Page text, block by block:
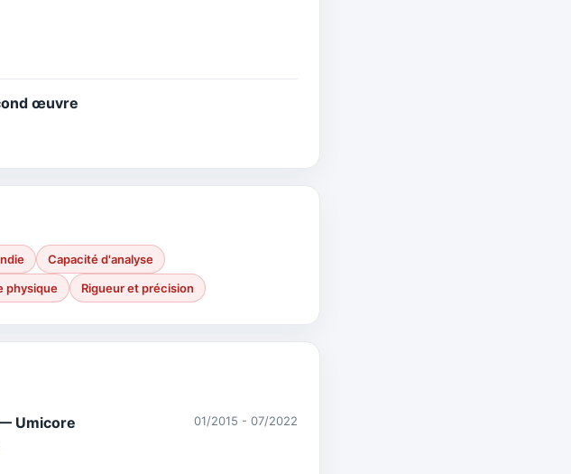
œuvre
Capacité d'analyse
physique Rigueur et précision
Umicore 01/2015 - 07/2022